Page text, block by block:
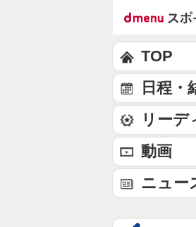
TOP
日程・
リーデ
動画
ニュー